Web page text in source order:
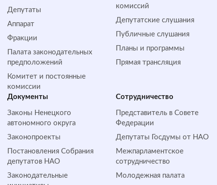
Депутаты
Аппарат
Фракции
Палата законодательных
предположений
Комитет и постоянные
комиссии
комиссий
Депутатские слушания
Публичные слушания
Планы и программы
Прямая трансляция
Документы
Законы Ненецкого
автономного округа
Законопроекты
Постановления Собрания
депутатов НАО
Законодательные
Сотрудничество
Представитель в Совете
Федерации
Депутаты Госдумы от НАО
Межпарламентское
сотрудничество
Молодежная палата